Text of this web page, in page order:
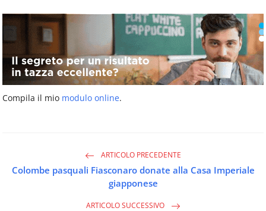
Compila il mio modulo online.
ARTICOLO PRECEDENTE
Colombe pasquali Fiasconaro donate alla Casa Imperiale
giapponese
ARTICOLO SUCCESSIVO